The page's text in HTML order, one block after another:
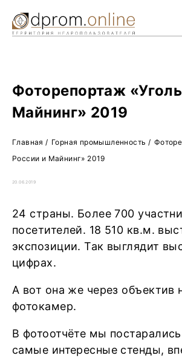
Фоторепортаж
Майнинг» 2019
Главная / Горная промышленность /
России и Майнинг» 2019
20.06.2019
24 страны. Более 700
посетителей. 18 510 кв.м.
экспозиции. Так выглядит
цифрах.
А вот она же через объектив
фотокамер.
В фотоотчёте мы
самые интересные стенды,